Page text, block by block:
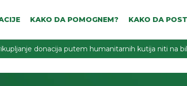
KAKO DA POMOGNEM? KAKO DA
donacija putem humanitarnih kutija niti na